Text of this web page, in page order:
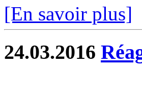
[En savoir plus]
24.03.2016